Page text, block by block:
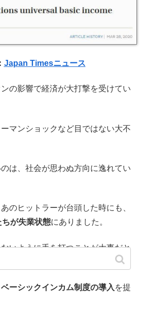
Japan Timesニュース
の影響で経済が大打撃を受けてい
マンショックなど目ではない大不
は、社会が思わぬ方向に逸れてい
のヒットラーが台頭した時にも、
ちが失業状態にありました。
いように手を打つことが大事だと
ベーシックインカム制度の導入 を提